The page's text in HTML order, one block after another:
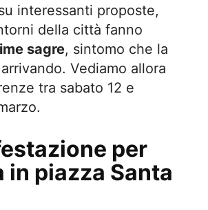
interessanti proposte,
della città fanno
sagre, sintomo che la
Vediamo allora
tra sabato 12 e
per
in piazza Santa